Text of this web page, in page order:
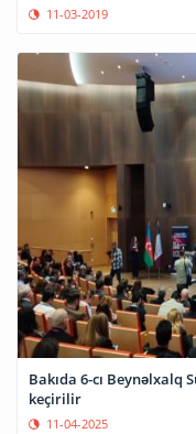
11-03-2019
Bakıda 6-cı
keçirilir
11-04-2025